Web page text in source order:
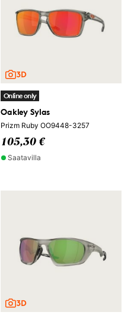
Online only
Oakley Sylas
Prizm Ruby OO9448-3257
105,30 €
Saatavilla